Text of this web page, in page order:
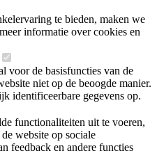
te bieden, maken we
informatie over cookies en
voor de basisfuncties van de
niet op de beoogde manier.
identificeerbare gegevens op.
functionaliteiten uit te voeren,
website op sociale
feedback en andere functies